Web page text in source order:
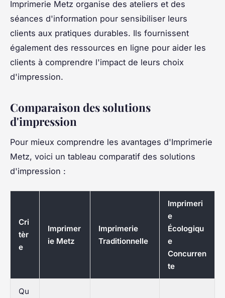
Imprimerie Metz organise des ateliers et des
séances d'information pour sensibiliser leurs
clients aux pratiques durables. Ils fournissent
également des ressources en ligne pour aider les
clients à comprendre l'impact de leurs choix
d'impression.
Comparaison des solutions
d'impression
Pour mieux comprendre les avantages d'Imprimerie
Metz, voici un tableau comparatif des solutions
d'impression :
Cri
tèr
e
Imprimer
ie Metz
Imprimerie
Traditionnelle
Imprimeri
e
Écologiqu
e
Concurren
te
Qu